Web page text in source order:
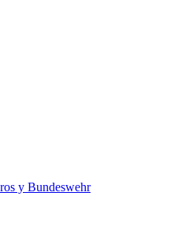
y Bundeswehr